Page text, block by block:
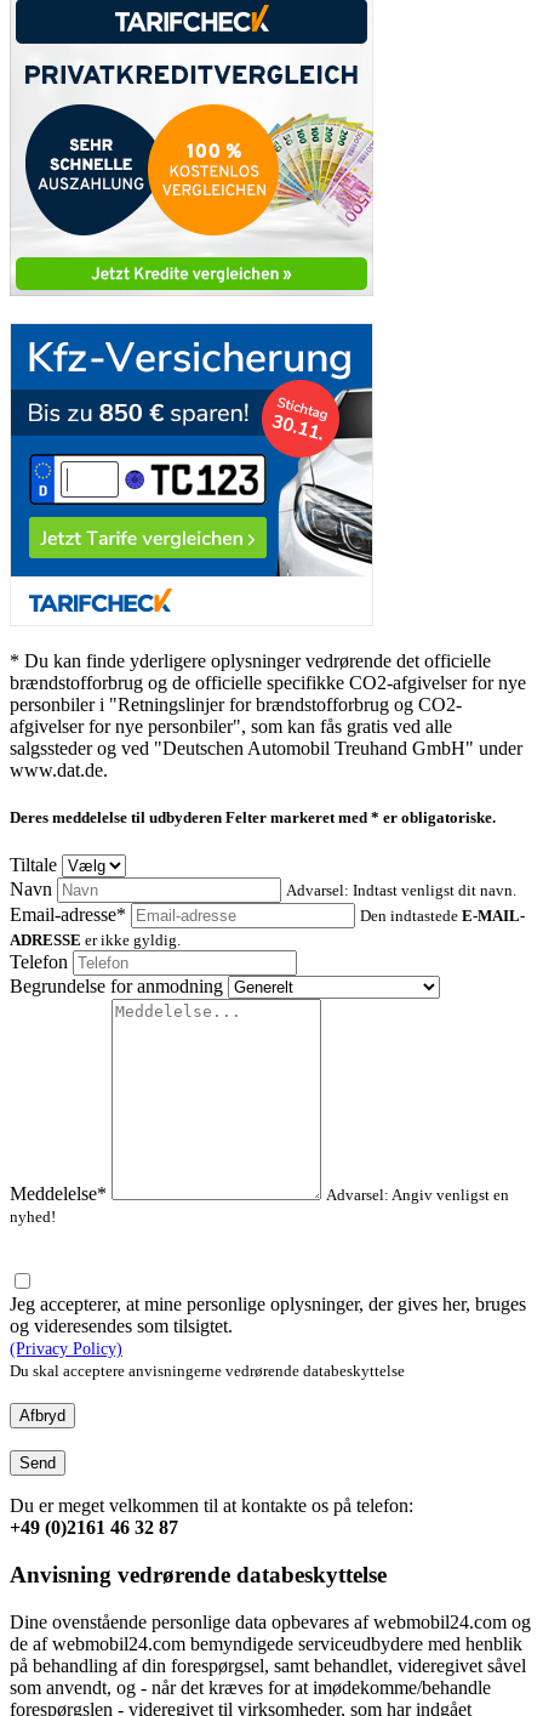
* Du kan finde yderligere oplysninger vedrørende det officielle
brændstofforbrug og de officielle specifikke CO2-afgivelser for nye
personbiler i "Retningslinjer for brændstofforbrug og CO2-
afgivelser for nye personbiler", som kan fås gratis ved alle
salgssteder og ved "Deutschen Automobil Treuhand GmbH" under
www.dat.de.
Deres meddelelse til udbyderen Felter markeret med * er obligatoriske.
Tiltale
Navn
Advarsel: Indtast venligst dit navn.
Email-adresse* Den indtastede E-MAIL-
ADRESSE er ikke gyldig.
Telefon
Begrundelse for anmodning
Meddelelse*
Advarsel: Angiv venligst en
nyhed!
Jeg accepterer, at mine personlige oplysninger, der gives her, bruges
og videresendes som tilsigtet.
(Privacy Policy)
Du skal acceptere anvisningerne vedrørende databeskyttelse
Afbryd
Send
Du er meget velkommen til at kontakte os på telefon:
+49 (0)2161 46 32 87
Anvisning vedrørende databeskyttelse
Dine ovenstående personlige data opbevares af webmobil24.com og
de af webmobil24.com bemyndigede serviceudbydere med henblik
på behandling af din forespørgsel, samt behandlet, videregivet såvel
som anvendt, og - når det kræves for at imødekomme/behandle
forespørgslen - videregivet til virksomheder, som har indgået